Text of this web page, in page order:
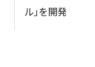
ル」を開発